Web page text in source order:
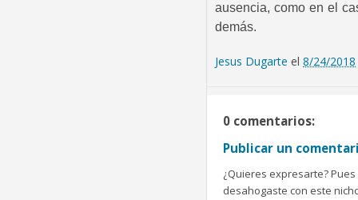
ausencia, como en el
demás.
Jesus Dugarte el 8/24/2018
0 comentarios:
Publicar un
¿Quieres expresarte?
desahogaste con este